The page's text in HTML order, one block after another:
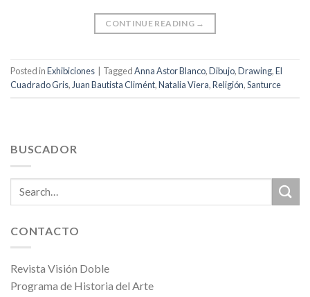
CONTINUE READING →
Posted inExhibiciones TaggedAnna Astor Blanco,Dibujo,Drawing,El
Cuadrado Gris,Juan Bautista Climént,Natalia Viera,Religión,Santurce
BUSCADOR
CONTACTO
Revista Visión Doble
Programa de Historia del Arte